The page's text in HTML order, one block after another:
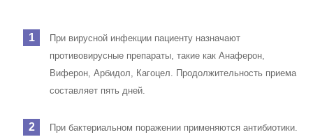
При вирусной инфекции пациенту назначают
противовирусные препараты, такие как Анаферон,
Виферон, Арбидол, Кагоцел. Продолжительность приема
составляет пять дней.
При бактериальном поражении применяются антибиотики.